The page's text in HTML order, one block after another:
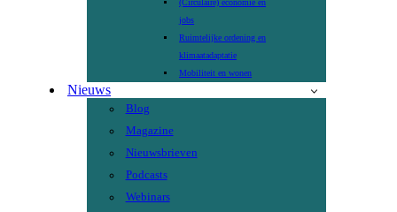
(Circulaire) economie en
jobs
Ruimtelijke ordening en
klimaatadaptatie
Mobiliteit en wonen
Nieuws
Blog
Magazine
Nieuwsbrieven
Podcasts
Webinars